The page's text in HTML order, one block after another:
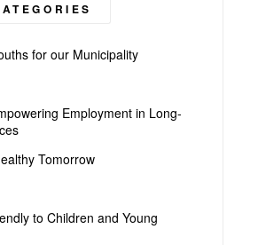
for our Municipality
Employment in Long-
Tomorrow
to Children and Young